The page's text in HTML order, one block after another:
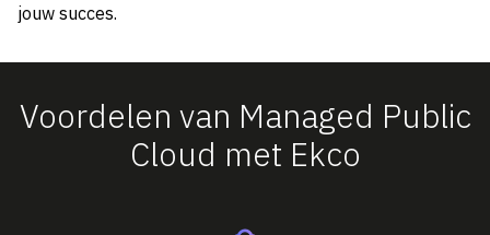
jouw succes.
Voordelen van Managed Public
Cloud met Ekco